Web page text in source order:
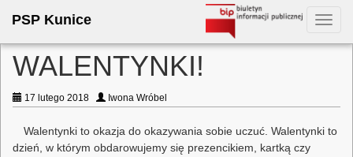
PSP Kunice
WALENTYNKI!
17 lutego 2018 Iwona Wróbel
Walentynki to okazja do okazywania sobie uczuć. Walentynki to
dzień, w którym obdarowujemy się prezencikiem, kartką czy